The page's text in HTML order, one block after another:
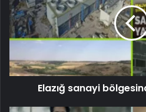
Elazığ sanayi